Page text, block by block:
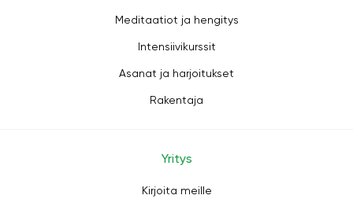
Meditaatiot ja hengitys
Intensiivikurssit
Asanat ja harjoitukset
Rakentaja
Yritys
Kirjoita meille